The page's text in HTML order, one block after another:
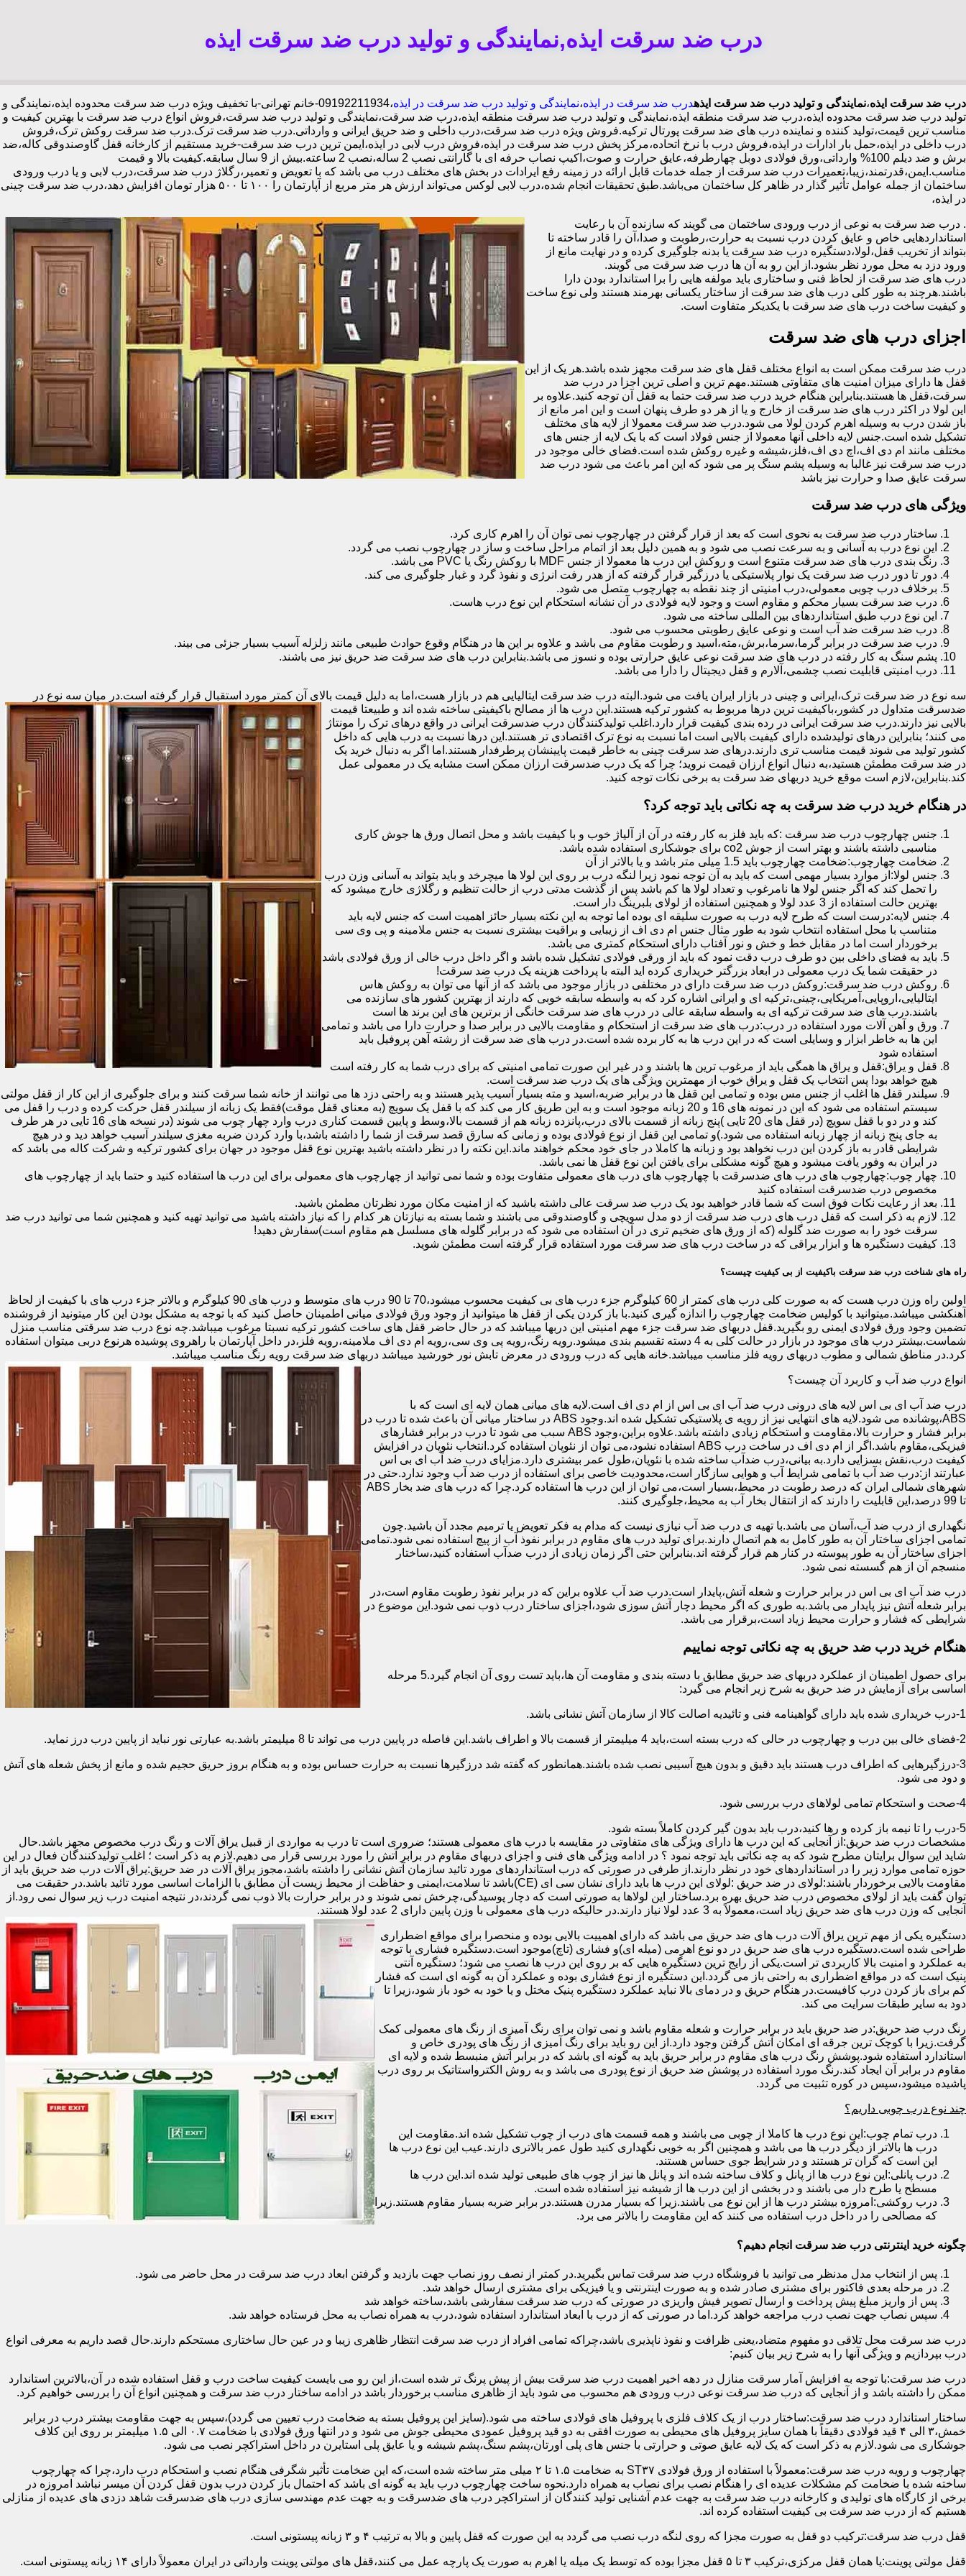
درب ضد سرقت ایذه,نمایندگی و تولید درب ضد سرقت ایذه
درب ضد سرقت ایذه،نمایندگی و تولید درب ضد سرقت ایذهدرب ضد سرقت در ایذه،نمایندگی و تولید درب ضد سرقت در ایذه
،09192211934-خانم تهرانی-با تخفیف ویژه درب ضد سرقت محدوده ایذه،نمایندگی و
تولید درب ضد سرقت محدوده ایذه،درب ضد سرقت منطقه ایذه،نمایندگی و تولید درب ضد سرقت منطقه ایذه،درب ضد سرقت،نمایندگی و تولید درب ضد سرقت،فروش انواع درب ضد سرقت با بهترین کیفیت و
مناسب ترین قیمت،تولید کننده و نماینده درب های ضد سرقت پورتال ترکیه.فروش ویژه درب ضد سرقت،درب داخلی و ضد حریق ایرانی و وارداتی.درب ضد سرقت ترک.درب ضد سرقت روکش ترک،فروش
درب داخلی در ایذه،حمل بار ادارات در ایذه،فروش درب با نرخ اتحاده،مرکز پخش درب ضد سرقت در ایذه،فروش درب لابی در ایذه،ایمن ترین درب ضد سرقت-خرید مستقیم از کارخانه قفل گاوصندوقی کاله،ضد
برش و ضد دیلم 100% وارداتی،ورق فولادی دوبل چهارطرفه،عایق حرارت و صوت،اکیپ نصاب حرفه ای با گارانتی نصب 2 ساله،نصب 2 ساعته.بیش از 9 سال سابقه.کیفیت بالا و قیمت
مناسب.ایمن،قدرتمند،زیبا،تعمیرات درب ضد سرقت از جمله خدمات قابل ارائه در زمینه رفع ایرادات در بخش های مختلف درب می باشد که با تعویض و تعمیر،رگلاژ درب ضد سرقت،درب لابی و یا درب ورودی
ساختمان از جمله عوامل تأثیر گذار در ظاهر کل ساختمان می‌باشد.طبق تحقیقات انجام شده،درب لابی لوکس می‌تواند ارزش هر متر مربع از آپارتمان را ۱۰۰ تا ۵۰۰ هزار تومان افزایش دهد،درب ضد سرقت چینی
در ایذه،
. درب ضد سرقت به نوعی از درب ورودی ساختمان می گویند که سازنده آن با رعایت
استانداردهایی خاص و عایق کردن درب نسبت به حرارت،رطوبت و صدا،آن را قادر ساخته تا
بتواند از تخریب قفل،لولا،دستگیره درب ضد سرقت یا بدنه جلوگیری کرده و در نهایت مانع از
ورود دزد به محل مورد نظر بشود.از این رو به آن ها درب ضد سرقت می گویند.
درب های ضد سرقت از لحاظ فنی و ساختاری باید مولفه هایی را برا استاندارد بودن دارا
باشند.هرچند به طور کلی درب های ضد سرقت از ساختار یکسانی بهرمند هستند ولی نوع ساخت
و کیفیت ساخت درب های ضد سرقت با یکدیکر متفاوت است.
اجزای درب های ضد سرقت
درب ضد سرقت ممکن است به انواع مختلف قفل های ضد سرقت مجهز شده باشد.هر یک از این
قفل ها دارای میزان امنیت های متفاوتی هستند.مهم ترین و اصلی ترین اجزا در درب ضد
سرقت،قفل ها هستند.بنابراین هنگام خرید درب ضد سرقت حتما به قفل آن توجه کنید.علاوه بر
این لولا در اکثر درب های ضد سرقت از خارج و یا از هر دو طرف پنهان است و این امر مانع از
باز شدن درب به وسیله اهرم کردن لولا می شود.درب ضد سرقت معمولا از لایه های مختلف
تشکیل شده است.جنس لایه داخلی آنها معمولا از جنس فولاد است که با یک لایه از جنس های
مختلف مانند ام دی اف،اچ دی اف،فلز،شیشه و غیره روکش شده است.فضای خالی موجود در
درب ضد سرقت نیز غالبا به وسیله پشم سنگ پر می شود که این امر باعث می شود درب ضد
سرقت عایق صدا و حرارت نیز باشد
ویژگی های درب ضد سرقت
ساختار درب ضد سرقت به نحوی است که بعد از قرار گرفتن در چهارچوب نمی توان آن را اهرم کاری کرد.
این نوع درب به آسانی و به سرعت نصب می شود و به همین دلیل بعد از اتمام مراحل ساخت و ساز در چهارچوب نصب می گردد.
رنگ بندی درب های ضد سرقت متنوع است و روکش این درب ها معمولا از جنس MDF با روکش رنگ یا PVC می باشد.
دور تا دور درب ضد سرقت یک نوار پلاستیکی یا درزگیر قرار گرفته که از هدر رفت انرژی و نفوذ گرد و غبار جلوگیری می کند.
برخلاف درب چوبی معمولی،درب امنیتی از چند نقطه به چهارچوب متصل می شود.
درب ضد سرقت بسیار محکم و مقاوم است و وجود لایه فولادی در آن نشانه استحکام این نوع درب هاست.
این نوع درب طبق استانداردهای بین المللی ساخته می شود.
درب ضد سرقت ضد آب است و نوعی عایق رطوبتی محسوب می شود.
درب ضد سرقت در برابر گرما،سرما،برش،مته،اسید و رطوبت مقاوم می باشد و علاوه بر این ها در هنگام وقوع حوادث طبیعی مانند زلزله آسیب بسیار جزئی می بیند.
پشم سنگ به کار رفته در درب های ضد سرقت نوعی عایق حرارتی بوده و نسوز می باشد.بنابراین درب های ضد سرقت ضد حریق نیز می باشند.
درب امنیتی قابلیت نصب چشمی،آلارم و قفل دیجیتال را دارا می باشد.
سه نوع در ضد سرقت ترک،ایرانی و چینی در بازار ایران یافت می شود.البته درب ضد سرقت ایتالیایی هم در بازار هست،اما به دلیل قیمت بالای آن کمتر مورد استقبال قرار گرفته است.در میان سه نوع در
ضدسرقت متداول در کشور،باکیفیت ترین درها مربوط به کشور ترکیه هستند.این درب ها از مصالح باکیفیتی ساخته شده اند و طبیعتا قیمت
بالایی نیز دارند.درب ضد سرقت ایرانی در رده بندی کیفیت قرار دارد.اغلب تولیدکنندگان درب ضدسرقت ایرانی در واقع درهای ترک را مونتاژ
می کنند؛ بنابراین درهای تولیدشده دارای کیفیت بالایی است اما نسبت به نوع ترک اقتصادی تر هستند.این درها نسبت به درب هایی که داخل
کشور تولید می شوند قیمت مناسب تری دارند.درهای ضد سرقت چینی به خاطر قیمت پایینشان پرطرفدار هستند.اما اگر به دنبال خرید یک
در ضد سرقت مطمئن هستید،به دنبال انواع ارزان قیمت نروید؛ چرا که یک درب ضدسرقت ارزان ممکن است مشابه یک در معمولی عمل
کند.بنابراین،لازم است موقع خرید دربهای ضد سرقت به برخی نکات توجه کنید.
در هنگام خرید درب ضد سرقت به چه نکاتی باید توجه کرد؟
جنس چهارچوب درب ضد سرقت :که باید فلز به کار رفته در آن از آلیاژ خوب و با کیفیت باشد و محل اتصال ورق ها جوش کاری
مناسبی داشته باشند و بهتر است از جوش co2 برای جوشکاری استفاده شده باشد.
ضخامت چهارچوب:ضخامت چهارچوب باید 1.5 میلی متر باشد و یا بالاتر از آن
جنس لولا:از موارد بسیار مهمی است که باید به آن توجه نمود زیرا لنگه درب بر روی این لولا ها میچرخد و باید بتواند به آسانی وزن درب
را تحمل کند که اگر جنس لولا ها نامرغوب و تعداد لولا ها کم باشد پس از گذشت مدتی درب از حالت تنظیم و رگلاژی خارج میشود که
بهترین حالت استفاده از 3 عدد لولا و همچنین استفاده از لولای بلبرینگ دار است.
جنس لایه:درست است که طرح لایه درب به صورت سلیقه ای بوده اما توجه به این نکته بسیار حائز اهمیت است که جنس لایه باید
متناسب با محل استفاده انتخاب شود به طور مثال جنس ام دی اف از زیبایی و براقیت بیشتری نسبت به جنس ملامینه و پی وی سی
برخوردار است اما در مقابل خط و خش و نور آفتاب دارای استحکام کمتری می باشد.
باید به فضای داخلی بین دو طرف درب دقت نمود که باید از ورقی فولادی تشکیل شده باشد و اگر داخل درب خالی از ورق فولادی باشد
در حقیقت شما یک درب معمولی در ابعاد بزرگتر خریداری کرده اید البته با پرداخت هزینه یک درب ضد سرقت!
روکش درب ضد سرقت:روکش درب ضد سرقت دارای در مختلفی در بازار موجود می باشد که از آنها می توان به روکش هاس
ایتالیایی،اروپایی،آمریکایی،چینی،ترکیه ای و ایرانی اشاره کرد که به واسطه سابقه خوبی که دارند از بهترین کشور های سازنده می
باشند.درب های ضد سرقت ترکیه ای به واسطه سابقه عالی در درب های ضد سرقت خانگی از برترین های این برند ها است
ورق و آهن آلات مورد استفاده در درب:درب های ضد سرقت از استحکام و مقاومت بالایی در برابر صدا و حرارت دارا می باشد و تمامی
این ها به خاطر ابزار و وسایلی است که در این درب ها به کار برده شده است.در درب های ضد سرقت از رشته آهن پروفیل باید
استفاده شود
قفل و یراق:قفل و یراق ها همگی باید از مرغوب ترین ها باشند و در غیر این صورت تمامی امنیتی که برای درب شما به کار رفته است
هیچ خواهد بود! پس انتخاب یک قفل و یراق خوب از مهمترین ویژگی های یک درب ضد سرقت است.
سیلندر قفل ها اغلب از جنس مس بوده و تمامی این قفل ها در برابر ضربه،اسید و مته بسیار آسیب پذیر هستند و به راحتی دزد ها می توانند از خانه شما سرقت کنند و برای جلوگیری از این کار از قفل مولتی
سیستم استفاده می شود که این در نمونه های 16 و 20 زبانه موجود است و به این طریق کار می کند که با قفل یک سویچ (به معنای قفل موقت)فقط یک زبانه از سیلندر قفل حرکت کرده و درب را قفل می
کند و در دو با قفل سویچ (در قفل های 20 تایی )پنج زبانه از قسمت بالای درب،پانزده زبانه هم از قسمت بالا،وسط و پایین قسمت کناری درب وارد چهار چوب می شوند (در نسخه های 16 تایی در هر طرف
به جای پنج زبانه از چهار زبانه استفاده می شود.)و تمامی این قفل از نوع فولادی بوده و زمانی که سارق قصد سرقت از شما را داشته باشد،با وارد کردن ضربه مغزی سیلندر آسیب خواهد دید و در هیچ
شرایطی قادر به باز کردن این درب نخواهد بود و زبانه ها کاملا در جای خود محکم خواهند ماند.این نکته را در نظر داشته باشید بهترین نوع قفل موجود در جهان برای کشور ترکیه و شرکت کاله می باشد که
در ایران به وفور یافت میشود و هیچ گونه مشکلی برای یافتن این نوع قفل ها نمی باشد.
چهار چوب:چهارچوب های درب های ضدسرقت با چهارچوب های درب های معمولی متفاوت بوده و شما نمی توانید از چهارچوب های معمولی برای این درب ها استفاده کنید و حتما باید از چهارچوب های
مخصوص درب ضدسرقت استفاده کنید
بعد از رعایت نکات فوق است که شما قادر خواهید بود یک درب ضد سرقت عالی داشته باشید که از امنیت مکان مورد نظرتان مطمئن باشید.
لازم به ذکر است که قفل درب های درب ضد سرقت از دو مدل سویچی و گاوصندوقی می باشند و شما بسته به نیازتان هر کدام را که نیاز داشته باشید می توانید تهیه کنید و همچنین شما می توانید درب ضد
سرقت خود را به صورت ضد گلوله (که از ورق های ضخیم تری در آن استفاده می شود که در برابر گلوله های مسلسل هم مقاوم است)سفارش دهید!
کیفیت دستگیره ها و ابزار یراقی که در ساخت درب های ضد سرقت مورد استفاده قرار گرفته است مطمئن شوید.
راه های شناخت درب ضد سرقت باکیفیت از بی کیفیت چیست؟
اولین راه وزن درب هست که به صورت کلی درب های کمتر از 60 کیلوگرم جزء درب های بی کیفیت محسوب میشود،70 تا 90 درب های متوسط و درب های 90 کیلوگرم و بالاتر جزء درب های با کیفیت از لحاظ
آهنکشی میباشد.میتوانید با کولیس ضخامت چهارچوب را اندازه گیری کنید.با باز کردن یکی از قفل ها میتوانید از وجود ورق فولادی میانی اطمینان حاصل کنید که با توجه به مشکل بودن این کار میتونید از فروشنده
تضمین وجود ورق فولادی ایمنی رو بگیرید.قفل دربهای ضد سرقت جزء مهم امنیتی این دربها میباشد که در حال حاضر قفل های ساخت کشور ترکیه نسبتا مرغوب میباشد.چه نوع درب ضد سرقتی مناسب منزل
شماست.بیشتر درب های موجود در بازار در حالت کلی به 4 دسته تقسیم بندی میشود.رویه رنگ،رویه پی وی سی،رویه ام دی اف ملامینه،رویه فلز،در داخل آپارتمان با راهروی پوشیده هرنوع دربی میتوان استفاده
کرد.در مناطق شمالی و مطوب دربهای رویه فلز مناسب میباشد.خانه هایی که درب ورودی در معرض تابش نور خورشید میباشد دربهای ضد سرقت رویه رنگ مناسب میباشد.
انواع درب ضد آب و کاربرد آن چیست؟
درب ضد آب ای بی اس لایه های درونی درب ضد آب ای بی اس از ام دی اف است.لایه های میانی همان لایه ای است که با
ABS،پوشانده می شود.لایه های انتهایی نیز از رویه ی پلاستیکی تشکیل شده اند.وجود ABS در ساختار میانی آن باعث شده تا درب در
برابر فشار و حرارت بالا،مقاومت و استحکام زیادی داشته باشد.علاوه براین،وجود ABS سبب می شود تا درب در برابر فشارهای
فیزیکی،مقاوم باشد.اگر از ام دی اف در ساخت درب ABS استفاده نشود،می توان از نئوپان استفاده کرد.انتخاب نئوپان در افزایش
کیفیت درب،نقش بسزایی دارد.به بیانی،درب ضدآب ساخته شده با نئوپان،طول عمر بیشتری دارد.مزایای درب ضد آب ای بی اس
عبارتند از:درب ضد آب با تمامی شرایط آب و هوایی سازگار است،محدودیت خاصی برای استفاده از درب ضد آب وجود ندارد.حتی در
شهرهای شمالی ایران که درصد رطوبت در محیط،بسیار است،می توان از این درب ها استفاده کرد.چرا که درب های ضد بخار ABS
تا 99 درصد،این قابلیت را دارند که از انتقال بخار آب به محیط،جلوگیری کنند.
نگهداری از درب ضد آب،آسان می باشد.با تهیه ی درب ضد آب نیازی نیست که مدام به فکر تعویض یا ترمیم مجدد آن باشید.چون
تمامی اجزای ساختار آن به طور کامل به هم اتصال دارند.برای تولید درب های مقاوم در برابر نفوذ آب از پیچ استفاده نمی شود.تمامی
اجزای ساختار آن به طور پیوسته در کنار هم قرار گرفته اند.بنابراین حتی اگر زمان زیادی از درب ضدآب استفاده کنید،ساختار
منسجم آن از هم گسسته نمی شود.
درب ضد آب ای بی اس در برابر حرارت و شعله آتش،پایدار است.درب ضد آب علاوه براین که در برابر نفوذ رطوبت مقاوم است،در
برابر شعله آتش نیز پایدار می باشد.به طوری که اگر محیط دچار آتش سوزی شود،اجزای ساختار درب ذوب نمی شود.این موضوع در
شرایطی که فشار و حرارت محیط زیاد است،برقرار می باشد.
هنگام خرید درب ضد حریق به چه نکاتی توجه نماییم
برای حصول اطمینان از عملکرد دربهای ضد حریق مطابق با دسته بندی و مقاومت آن ها،باید تست روی آن انجام گیرد.5 مرحله
اساسی برای آزمایش در ضد حریق به شرح زیر انجام می گیرد:
1-درب خریداری شده باید دارای گواهینامه فنی و تائیدیه اصالت کالا از سازمان آتش نشانی باشد.
2-فضای خالی بین درب و چهارچوب در حالی که درب بسته است،باید 4 میلیمتر از قسمت بالا و اطراف باشد.این فاصله در پایین درب می تواند تا 8 میلیمتر باشد.به عبارتی نور نباید از پایین درب درز نماید.
3-درزگیرهایی که اطراف درب هستند باید دقیق و بدون هیچ آسیبی نصب شده باشند.همانطور که گفته شد درزگیرها نسبت به حرارت حساس بوده و به هنگام بروز حریق حجیم شده و مانع از پخش شعله های آتش
و دود می شود.
4-صحت و استحکام تمامی لولاهای درب بررسی شود.
5-درب را تا نیمه باز کرده و رها کنید،درب باید بدون گیر کردن کاملاً بسته شود.
مشخصات درب ضد حریق:از آنجایی که این درب ها دارای ویژگی های متفاوتی در مقایسه با درب های معمولی هستند؛ ضروری است تا درب به مواردی از قبیل یراق آلات و رنگ درب مخصوص مجهز باشد.حال
شاید این سوال برایتان مطرح شود که به چه نکاتی باید توجه نمود ؟ در ادامه ویژگی های فنی و اجزای دربهای مقاوم در برابر آتش را مورد بررسی قرار می دهیم.لازم به ذکر است ؛ اغلب تولیدکنندگان فعال در این
حوزه تمامی موارد زیر را در استانداردهای خود در نظر دارند.از طرفی در صورتی که درب استانداردهای مورد تائید سازمان آتش نشانی را داشته باشد،مجوز یراق آلات در ضد حریق:یراق آلات درب ضد حریق باید از
مقاومت بالایی برخوردار باشند:لولای در ضد حریق :لولای این درب ها باید دارای نشان سی ای (CE)باشد تا سلامت،ایمنی و حفاظت از محیط زیست آن مطابق با الزامات اساسی مورد تائید باشد.در حقیقت می
توان گفت باید از لولای مخصوص درب ضد حریق بهره برد.ساختار این لولاها به صورتی است که دچار پوسیدگی،چرخش نمی شوند و در برابر حرارت بالا ذوب نمی گردند،در نتیجه امنیت درب زیر سوال نمی رود.از
آنجایی که وزن درب های ضد حریق زیاد است،معمولاً به 3 عدد لولا نیاز دارند.در حالیکه درب های معمولی با وزن پایین دارای 2 عدد لولا هستند.
دستگیره یکی از مهم ترین یراق آلات درب های ضد حریق می باشد که دارای اهمییت بالایی بوده و منحصرا برای مواقع اضطراری
طراحی شده است.دستگیره درب های ضد حریق در دو نوع اهرمی (میله ای)و فشاری (تاچ)موجود است.دستگیره فشاری با توجه
به عملکرد و امنیت بالا کاربردی تر است.یکی از رایج ترین دستگیره هایی که بر روی این درب ها نصب می شود؛ دستگیره آنتی
پنیک است که در مواقع اضطراری به راحتی باز می گردد.این دستگیره از نوع فشاری بوده و عملکرد آن به گونه ای است که فشار
کم برای باز کردن درب کافیست.در هنگام حریق و در دمای بالا نباید عملکرد دستگیره پنیک مختل و یا خود به خود باز شود،زیرا تا
دود به سایر طبقات سرایت می کند.
رنگ درب ضد حریق:در ضد حریق باید در برابر حرارت و شعله مقاوم باشد و نمی توان برای رنگ آمیزی از رنگ های معمولی کمک
گرفت.زیرا با کوچک ترین جرقه ای امکان آتش گرفتن وجود دارد.از این رو باید برای رنگ آمیزی از رنگ های پودری خاص و
استاندارد استفاده شود.پوشش رنگ درب های مقاوم در برابر حریق باید به گونه ای باشد که در برابر آتش منبسط شده و لایه ای
مقاوم در برابر آن ایجاد کند.رنگ مورد استفاده در پوشش ضد حریق از نوع پودری می باشد و به روش الکترواستاتیک بر روی درب
پاشیده میشود،سپس در کوره تثبیت می گردد.
چند نوع درب چوبی داریم؟
درب تمام چوب:این نوع درب ها کاملا از چوبی می باشند و همه قسمت های درب از چوب تشکیل شده اند.مقاومت این
درب ها بالاتر از دیگر درب ها می باشد و همچنین اگر به خوبی نگهداری کنید طول عمر بالاتری دارند.عیب این نوع درب ها
این است که گران تر هستند و در شرایط جوی حساس هستند.
درب پانلی:این نوع درب ها از پانل و کلاف ساخته شده اند و پانل ها نیز از چوب های طبیعی تولید شده اند.این درب ها
مسطح یا طرح دار می باشند و در بخشی از این درب ها از شیشه نیز استفاده شده است.
درب روکشی:امروزه بیشتر درب ها از این نوع می باشند.زیرا که بسیار مدرن هستند.در برابر ضربه بسیار مقاوم هستند.زیرا
که مصالحی را در داخل درب استفاده می کنند که این مقاومت را بالاتر می برد.
چگونه خرید اینترنتی درب ضد سرقت انجام دهیم؟
پس از انتخاب مدل مدنظر می توانید با فروشگاه درب ضد سرقت تماس بگیرید.در کمتر از نصف روز نصاب جهت بازدید و گرفتن ابعاد درب ضد سرقت در محل حاضر می شود.
در مرحله بعدی فاکتور برای مشتری صادر شده و به صورت اینترنتی و یا فیزیکی برای مشتری ارسال خواهد شد.
پس از واریز مبلغ پیش پرداخت و ارسال تصویر فیش واریزی در صورتی که درب ضد سرقت سفارشی باشد،ساخته خواهد شد
سپس نصاب جهت نصب درب مراجعه خواهد کرد.اما در صورتی که از درب با ابعاد استاندارد استفاده شود،درب به همراه نصاب به محل فرستاده خواهد شد.
درب ضد سرقت محل تلاقی دو مفهوم متضاد،یعنی ظرافت و نفوذ ناپذیری باشد،چراکه تمامی افراد از درب ضد سرقت انتظار ظاهری زیبا و در عین حال ساختاری مستحکم دارند.حال قصد داریم به معرفی انواع
درب بپردازیم و ویژگی آنها را به شرح زیر بیان کنیم:
درب ضد سرقت:با توجه به افزایش آمار سرقت منازل در دهه اخیر اهمیت درب ضد سرقت بیش از پیش پرنگ تر شده است،از این رو می بایست کیفیت ساخت درب و قفل استفاده شده در آن،بالاترین استاندارد
ممکن را داشته باشد و از آنجایی که درب ضد سرقت نوعی درب ورودی هم محسوب می شود باید از ظاهری مناسب برخوردار باشد در ادامه ساختار درب ضد سرقت و همچنین انواع آن را بررسی خواهیم کرد.
ساختار استاندارد درب ضد سرقت:ساختار درب از یک کلاف فلزی با پروفیل های فولادی ساخته می شود.(سایز این پروفیل بسته به ضخامت درب تعیین می گردد)،سپس به جهت مقاومت بیشتر درب در برابر
خمش،۳ الی ۴ قید فولادی دقیقاً با همان سایز پروفیل های محیطی به صورت افقی به دو قید پروفیل عمودی محیطی جوش می شود و در انتها ورق فولادی با ضخامت ۰.۷ الی ۱.۵ میلیمتر بر روی این کلاف
جوشکاری می شود.لازم به ذکر است که یک لایه عایق صوتی و حرارتی با جنس های پلی اورتان،پشم سنگ،پشم شیشه و یا عایق پلی استایرن در داخل استراکچر نصب می شود.
چهارچوب و رویه درب ضد سرقت:معمولاً با استفاده از ورق فولادی ST۳۷ به ضخامت ۱.۵ تا ۲ میلی متر ساخته شده است،که این ضخامت تأثیر شگرفی هنگام نصب و استحکام درب دارد،چرا که چهارچوب
ساخته شده با ضخامت کم مشکلات عدیده ای را هنگام نصب برای نصاب به همراه دارد.نحوه ساخت چهارچوب درب باید به گونه ای باشد که احتمال باز کردن درب بدون قفل کردن آن میسر نباشد امروزه در
برخی از کارگاه های تولیدی و کارخانه درب ضد سرقت به جهت عدم آشنایی تولید کنندگان از استراکچر درب های ضدسرقت و به جهت عدم مهندسی سازی درب های ضدسرقت شاهد دزدی های عدیده از منازلی
هستیم که از درب ضد سرقت بی کیفیت استفاده کرده اند.
قفل درب ضد سرقت:ترکیب دو قفل به صورت مجزا که روی لنگه درب نصب می گردد به این صورت که قفل پایین و بالا به ترتیب ۴ و ۳ زبانه پیستونی است.
قفل مولتی پوینت:یا همان قفل مرکزی،ترکیب ۳ تا ۵ قفل مجزا بوده که توسط یک میله یا اهرم به صورت یک پارچه عمل می کنند،قفل های مولتی پوینت وارداتی در ایران معمولاً دارای ۱۴ زبانه پیستونی است.